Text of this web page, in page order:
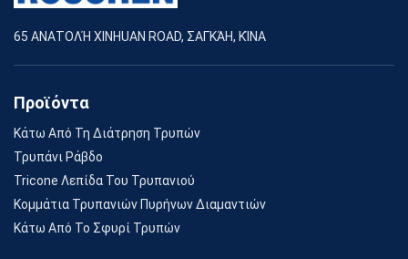
65 ΑΝΑΤΟΛΉ XINHUAN ROAD, ΣΑΓΚΆΗ, ΚΊΝΑ
Προϊόντα
Κάτω Από Τη Διάτρηση Τρυπών
Τρυπάνι Ράβδο
Tricone Λεπίδα Του Τρυπανιού
Κομμάτια Τρυπανιών Πυρήνων Διαμαντιών
Κάτω Από Το Σφυρί Τρυπών